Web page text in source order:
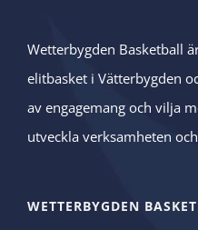
Wetterbygden Basketball
elitbasket i Vätterbygden
av engagemang och vilja
utveckla verksamheten
WETTERBYGDEN